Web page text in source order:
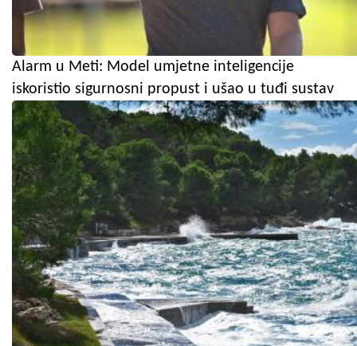
Alarm u Meti: Model umjetne inteligencije
iskoristio sigurnosni propust i ušao u tuđi sustav